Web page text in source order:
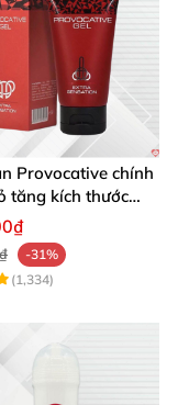
Provocative chính
tăng kích thước
cho Nam 50ml
-31%
(1,334)